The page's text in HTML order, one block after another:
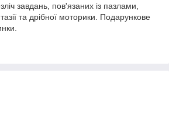
завдань, пов'язаних із пазлами,
та дрібної моторики. Подарункове